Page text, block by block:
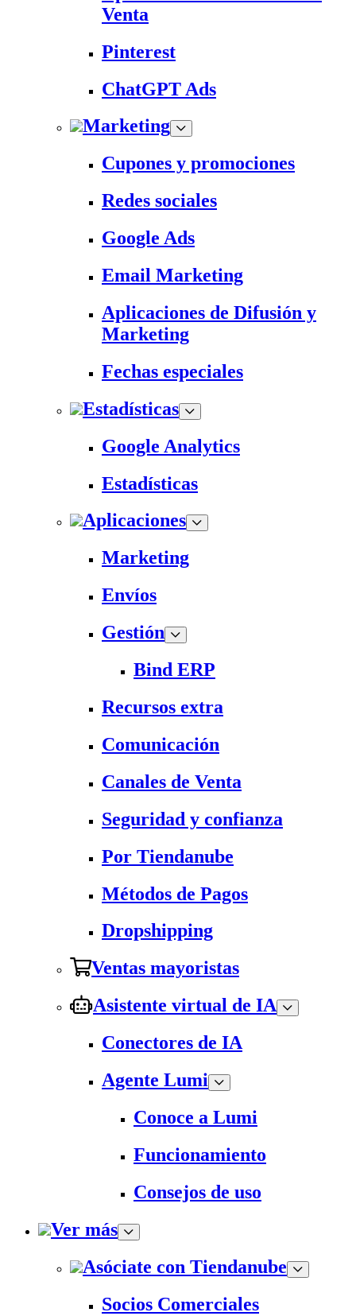
Venta
Pinterest
ChatGPT Ads
Marketing
Cupones y promociones
Redes sociales
Google Ads
Email Marketing
Aplicaciones de Difusión y
Marketing
Fechas especiales
Estadísticas
Google Analytics
Estadísticas
Aplicaciones
Marketing
Envíos
Gestión
Bind ERP
Recursos extra
Comunicación
Canales de Venta
Seguridad y confianza
Por Tiendanube
Métodos de Pagos
Dropshipping
Ventas mayoristas
Asistente virtual de IA
Conectores de IA
Agente Lumi
Conoce a Lumi
Funcionamiento
Consejos de uso
Ver más
Asóciate con Tiendanube
Socios Comerciales